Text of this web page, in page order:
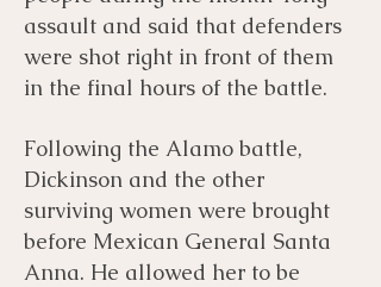
assault and said that defenders
were shot right in front of them
in the final hours of the battle.
Following the Alamo battle,
Dickinson and the other
surviving women were brought
before Mexican General Santa
Anna. He allowed her to be